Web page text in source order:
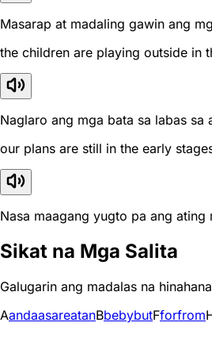
Masarap at madaling gawin ang
the children are playing outside in
Naglaro ang mga bata sa labas sa
our plans are still in the early
Nasa maagang yugto pa ang ating
Sikat na Mga Salita
Galugarin ang madalas na
AandaasareatanBbebybutFforfrom